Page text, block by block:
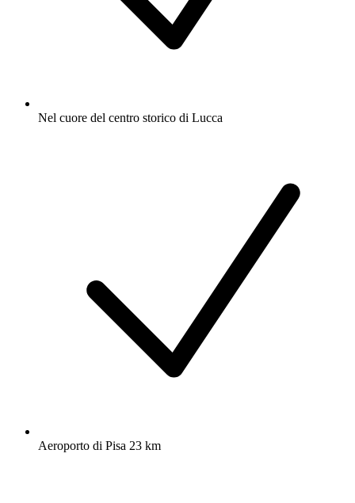
Nel cuore del centro storico di Lucca
Aeroporto di Pisa 23 km